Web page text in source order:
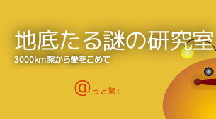
地底たる謎の研究室
3000km深から愛をこめて